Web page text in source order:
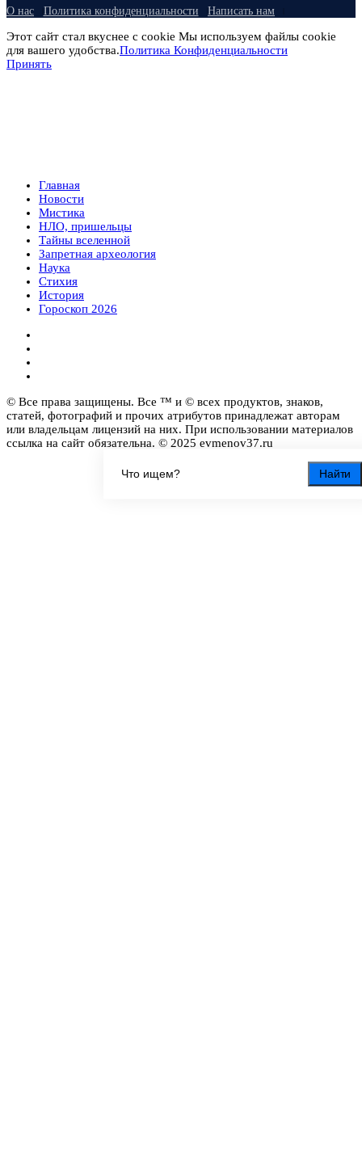
Найти
О нас Политика конфиденциальности Написать нам
Этот сайт стал вкуснее с cookie Мы используем файлы cookie
для вашего удобства.Политика Конфиденциальности
Принять
Главная
Новости
Мистика
НЛО, пришельцы
Тайны вселенной
Запретная археология
Наука
Стихия
История
Гороскоп 2026
© Все права защищены. Все ™ и © всех продуктов, знаков,
статей, фотографий и прочих атрибутов принадлежат авторам
или владельцам лицензий на них. При использовании материалов
ссылка на сайт обязательна. © 2025 evmenov37.ru